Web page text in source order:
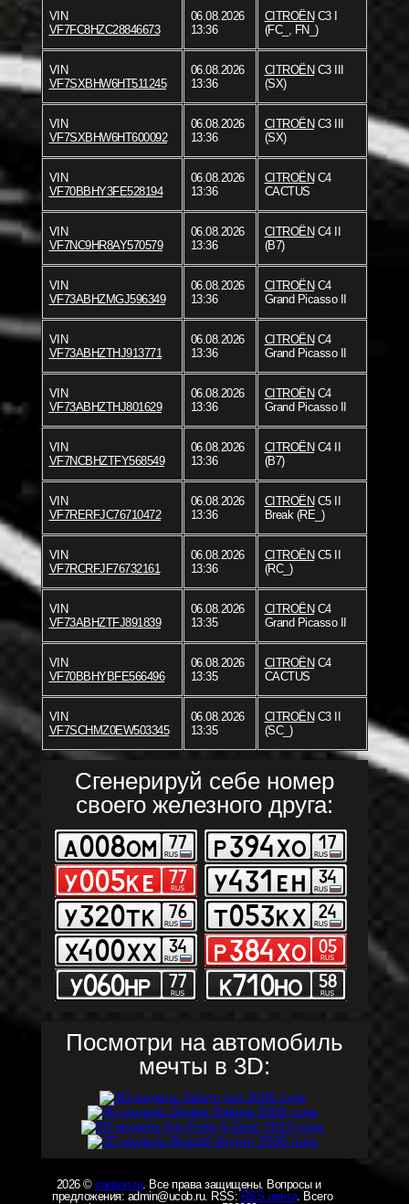
VIN
VF7FC8HZC28846673
06.08.2026
13:36
CITROËN C3 I
(FC_, FN_)
VIN
VF7SXBHW6HT511245
06.08.2026
13:36
CITROËN C3 III
(SX)
VIN
VF7SXBHW6HT600092
06.08.2026
13:36
CITROËN C3 III
(SX)
VIN
VF70BBHY3FE528194
06.08.2026
13:36
CITROËN C4
CACTUS
VIN
VF7NC9HR8AY570579
06.08.2026
13:36
CITROËN C4 II
(B7)
VIN
VF73ABHZMGJ596349
06.08.2026
13:36
CITROËN C4
Grand Picasso II
VIN
VF73ABHZTHJ913771
06.08.2026
13:36
CITROËN C4
Grand Picasso II
VIN
VF73ABHZTHJ801629
06.08.2026
13:36
CITROËN C4
Grand Picasso II
VIN
VF7NCBHZTFY568549
06.08.2026
13:36
CITROËN C4 II
(B7)
VIN
VF7RERFJC76710472
06.08.2026
13:36
CITROËN C5 II
Break (RE_)
VIN
VF7RCRFJF76732161
06.08.2026
13:36
CITROËN C5 II
(RC_)
VIN
VF73ABHZTFJ891839
06.08.2026
13:35
CITROËN C4
Grand Picasso II
VIN
VF70BBHYBFE566496
06.08.2026
13:35
CITROËN C4
CACTUS
VIN
VF7SCHMZ0EW503345
06.08.2026
13:35
CITROËN C3 II
(SC_)
Сгенерируй себе номер
своего железного друга:
Посмотри на автомобиль
мечты в 3D:
2026 © carsvin.ru. Все права защищены. Вопросы и
предложения: admin@ucob.ru. RSS: RSS лента. Всего